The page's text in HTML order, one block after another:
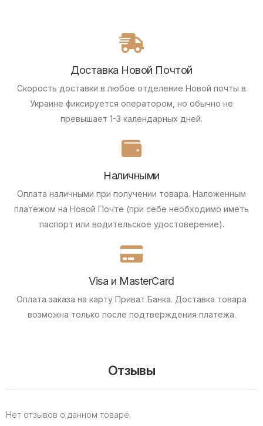
Доставка Новой Почтой
Скорость доставки в любое отделение Новой почты в
Украине фиксируется оператором, но обычно не
превышает 1-3 календарных дней.
Наличными
Оплата наличными при получении товара. Наложенным
платежом на Новой Почте (при себе необходимо иметь
паспорт или водительское удостоверение).
Visa и MasterCard
Оплата заказа на карту Приват Банка. Доставка товара
возможна только после подтверждения платежа.
Отзывы
Нет отзывов о данном товаре.